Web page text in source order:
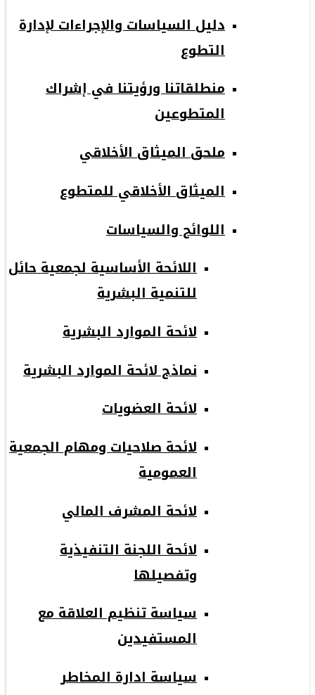
دليل السياسات والإجراءات لإدارة
التطوع
منطلقاتنا ورؤيتنا في إشراك
المتطوعين
ملحق الميثاق الأخلاقي
الميثاق الأخلاقي للمتطوع
اللوائح والسياسات
اللائحة الأساسية لجمعية حائل
للتنمية البشرية
لائحة الموارد البشرية
نماذج لائحة الموارد البشرية
لائحة العضويات
لائحة صلاحيات ومهام الجمعية
العمومية
لائحة المشرف المالي
لائحة اللجنة التنفيذية
وتفصيلها
سياسة تنظيم العلاقة مع
المستفيدين
سياسة ادارة المخاطر